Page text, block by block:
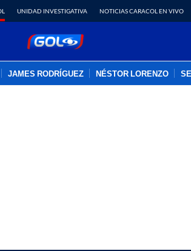
UNIDAD INVESTIGATIVA NOTICIAS CARACOL EN VIVO
JAMES RODRÍGUEZ NÉSTOR LORENZO